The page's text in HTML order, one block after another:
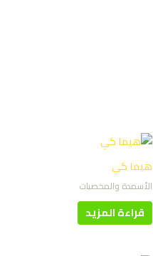
هيما كي
الأسمدة والمخصبات
قراءة المزيد